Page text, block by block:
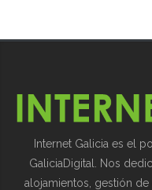
Internet Galicia es el
GaliciaDigital. Nos
alojamientos, gestión de